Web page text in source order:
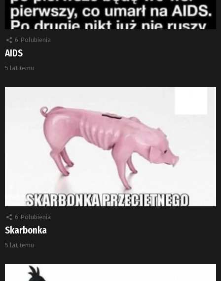
6 Polubienia
AIDS
5 lat temu
6 Polubienia
Skarbonka
5 lat temu